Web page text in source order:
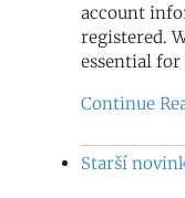
account
registered.
essential
Continue
Starší